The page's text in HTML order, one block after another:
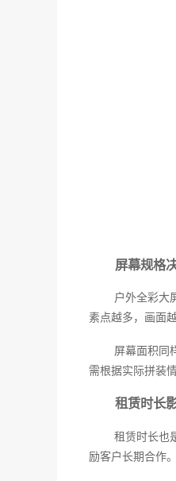
屏幕规格
户外全彩大
素点越多，画面
屏幕面积同
需根据实际拼装
租赁时长
租赁时长也
励客户长期合作